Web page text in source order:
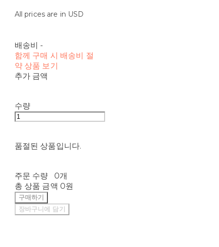
All prices are in USD
배송비 -
함께 구매 시 배송비 절
약 상품 보기
추가 금액
수량
품절된 상품입니다.
주문 수량
0개
총 상품 금액 0원
구매하기
장바구니에 담기